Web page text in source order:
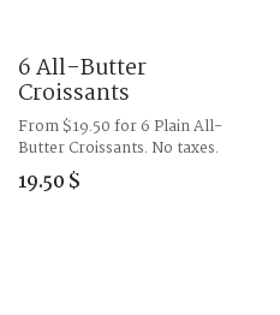
6 All-Butter
Croissants
From $19.50 for 6 Plain All-
Butter Croissants. No taxes.
19.50 $